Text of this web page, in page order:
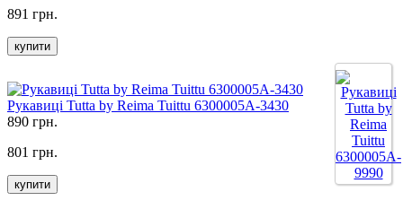
891 грн.
купити
Рукавиці Tutta by Reima Tuittu 6300005A-3430
890 грн.
801 грн.
купити